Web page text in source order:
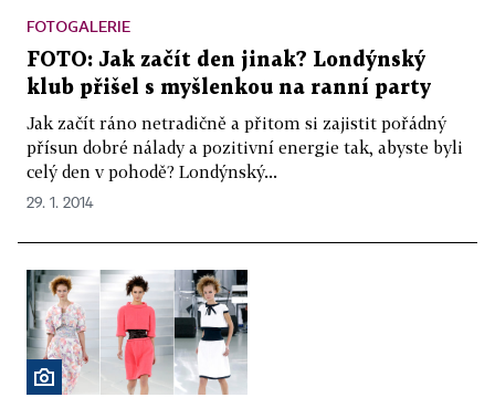
FOTOGALERIE
FOTO: Jak začít den jinak? Londýnský
klub přišel s myšlenkou na ranní party
Jak začít ráno netradičně a přitom si zajistit pořádný
přísun dobré nálady a pozitivní energie tak, abyste byli
celý den v pohodě? Londýnský...
29. 1. 2014